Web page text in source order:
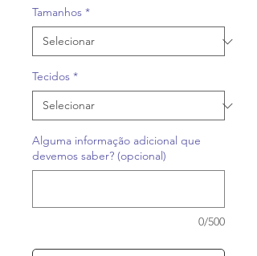
Tamanhos *
Tecidos *
Alguma informação adicional que
devemos saber? (opcional)
0/500